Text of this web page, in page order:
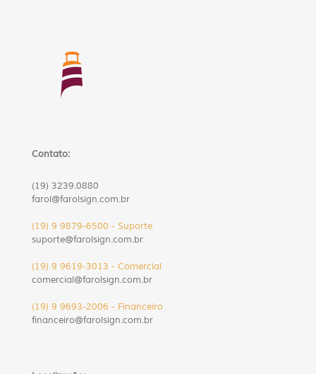
Contato:
(19) 3239.0880
farol@farolsign.com.br
(19) 9 9879-6500 - Suporte
suporte@farolsign.com.br
(19) 9 9619-3013 - Comercial
comercial@farolsign.com.br
(19) 9 9693-2006 - Financeiro
financeiro@farolsign.com.br